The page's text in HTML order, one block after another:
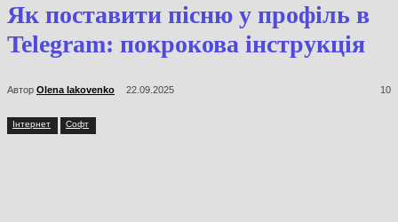
Як поставити пісню у профіль в
Telegram: покрокова інструкція
Автор Olena Iakovenko 22.09.2025 10
Інтернет Софт